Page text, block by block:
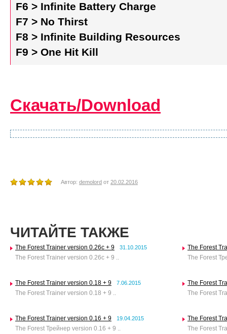
F6 > Infinite Battery Charge
F7 > No Thirst
F8 > Infinite Building Resources
F9 > One Hit Kill
Скачать/Download
Автор: demolord от 20.02.2016
ЧИТАЙТЕ ТАКЖЕ
The Forest Trainer version 0.26c + 9 31.10.2015
The Forest Trainer version 0.26c + 9 ..
The Forest
The Forest
The Forest Trainer version 0.18 + 9 7.06.2015
The Forest Trainer version 0.18 + 9 ..
The Forest
The Forest
The Forest Trainer version 0.16 + 9 19.04.2015
The Forest Трейнер version 0.16 + 9 ..
The Forest
The Forest